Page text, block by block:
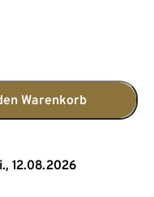
Warenkorb
12.08.2026